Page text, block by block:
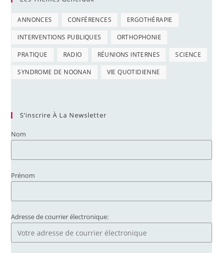
ANNONCES CONFÉRENCES ERGOTHÉRAPIE
INTERVENTIONS PUBLIQUES ORTHOPHONIE
PRATIQUE RADIO RÉUNIONS INTERNES SCIENCE
SYNDROME DE NOONAN VIE QUOTIDIENNE
S’inscrire À La Newsletter
Nom
Prénom
Adresse de courrier électronique: